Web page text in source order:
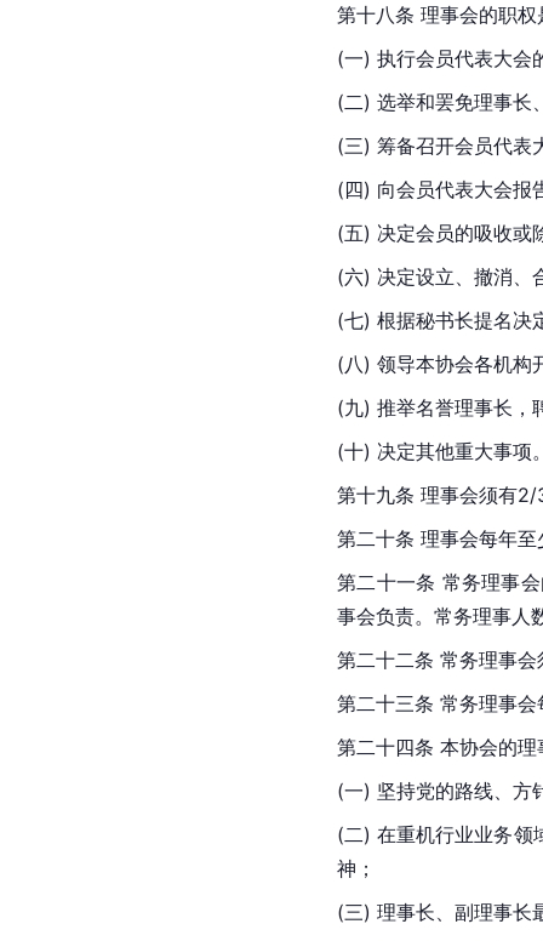
第十八条 理事会的职权
(一) 执行会员代表大会
(二) 选举和罢免理事长
(三) 筹备召开会员代表
(四) 向会员代表大会报
(五) 决定会员的吸收或
(六) 决定设立、撤消、
(七) 根据秘书长提名决
(八) 领导本协会各机构
(九) 推举名誉理事长，
(十) 决定其他重大事项
第十九条 理事会须有
第二十条 理事会每年
第二十一条 常务理事
事会负责。常务理事人
第二十二条 常务理事
第二十三条 常务理事
第二十四条 本协会的
(一) 坚持党的路线、方
(二) 在重机行业业务领
神；
(三) 理事长、副理事长